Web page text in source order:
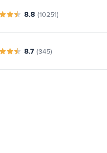
8.8 (10251)
8.7 (345)